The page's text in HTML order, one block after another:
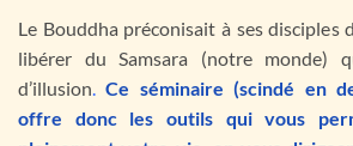
Le Bouddha préconisait à ses disciples
libérer du Samsara (notre monde)
d’illusion
Ce séminaire (scindé en
offre donc les outils qui vous